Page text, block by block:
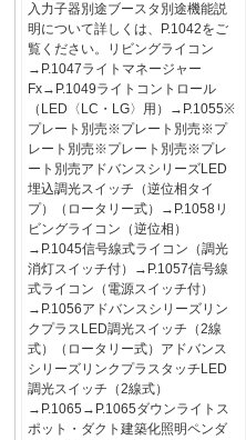
入力子器別途ブースタ別途機能説
明について詳しくは、P.1042をご
覧ください。リビングライコン
→P.1047ライトマネージャー
Fx→P.1049ライトコントロール
（LED〈LC・LG〉用）→P.1055※
プレート別売※プレート別売※プ
レート別売※プレート別売※プレ
ート別売アドバンスシリーズLED
埋込調光スイッチ（逆位相タイ
プ）（ロータリー式）→P.1058リ
ビングライコン（逆位相）
→P.1045信号線式ライコン（調光
消灯スイッチ付）→P.1057信号線
式ライコン（電源スイッチ付）
→P.1056アドバンスシリーズリン
クプラスLED調光スイッチ（2線
式）（ロータリー式）アドバンス
シリーズリンクプラスタッチLED
調光スイッチ（2線式）
→P.1065→P.1065ダウンライトス
ポット・ダクト建築化照明ペンダ